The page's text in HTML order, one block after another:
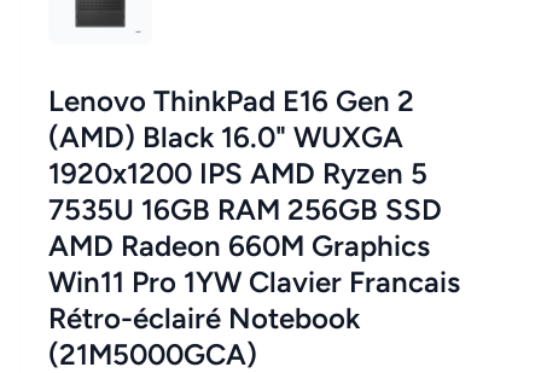
Lenovo ThinkPad E16 Gen 2
(AMD) Black 16.0" WUXGA
1920x1200 IPS AMD Ryzen 5
7535U 16GB RAM 256GB SSD
AMD Radeon 660M Graphics
Win11 Pro 1YW Clavier Francais
Rétro-éclairé Notebook
(21M5000GCA)